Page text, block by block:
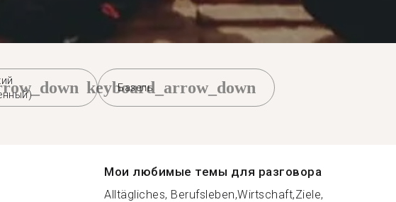
Базель
keyboard_arrow_down
Мои любимые темы для разговора
Alltägliches, Berufsleben,Wirtschaft,Ziele,